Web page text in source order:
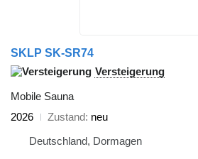
SKLP SK-SR74
Versteigerung
Mobile Sauna
2026
Zustand neu
Deutschland, Dormagen